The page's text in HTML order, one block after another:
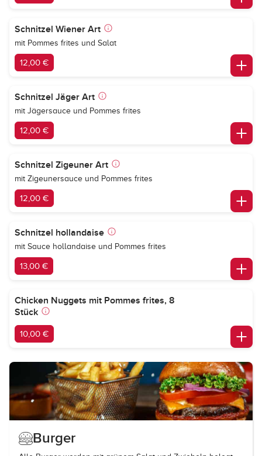
Schnitzel Wiener Art
mit Pommes frites und Salat
12,00 €
Schnitzel Jäger Art
mit Jägersauce und Pommes frites
12,00 €
Schnitzel Zigeuner Art
mit Zigeunersauce und Pommes frites
12,00 €
Schnitzel hollandaise
mit Sauce hollandaise und Pommes frites
13,00 €
Chicken Nuggets mit Pommes frites, 8
Stück
10,00 €
Burger